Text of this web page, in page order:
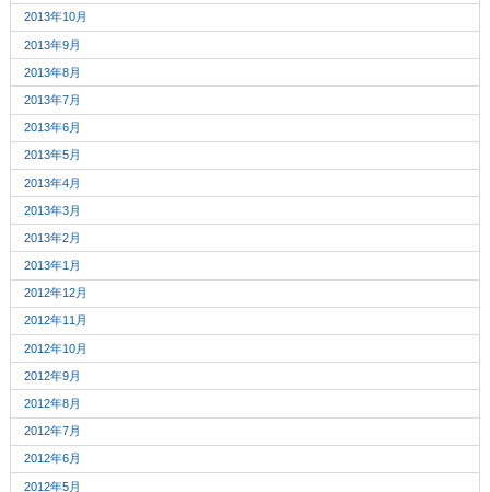
2013年10月
2013年9月
2013年8月
2013年7月
2013年6月
2013年5月
2013年4月
2013年3月
2013年2月
2013年1月
2012年12月
2012年11月
2012年10月
2012年9月
2012年8月
2012年7月
2012年6月
2012年5月